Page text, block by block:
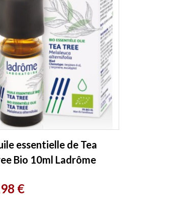
essentielle de Tea
Bio 10ml Ladrôme
€